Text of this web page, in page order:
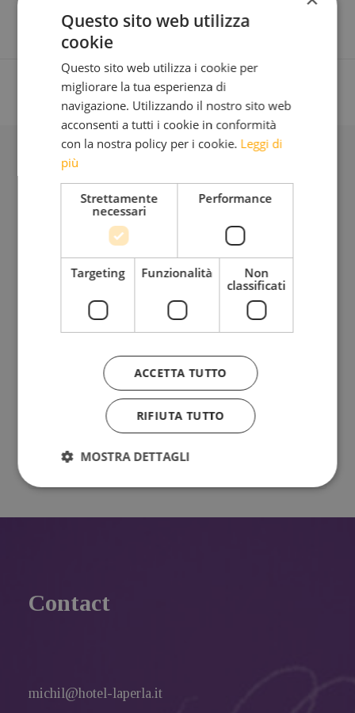
Iscriviti alla mia Newsletter
Bimensile
Riflessioni, provocazioni, bellezza da condividere insieme
Ho letto e accetto l'Informativa sul trattamento dei
Contact
michil@hotel-laperla.it
Questo sito web utilizza
cookie
Questo sito web utilizza i cookie per
migliorare la tua esperienza di
navigazione. Utilizzando il nostro sito web
acconsenti a tutti i cookie in conformità
con la nostra policy per i cookie. Leggi di
più
Strettamente
necessari
Performance
Targeting Funzionalità
Non
classificati
ACCETTA TUTTO
RIFIUTA TUTTO
MOSTRA DETTAGLI